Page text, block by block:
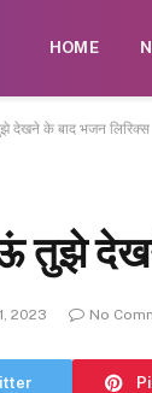
HOME
देखने के बाद भजन लिरिक्स
तुझे
2023 No